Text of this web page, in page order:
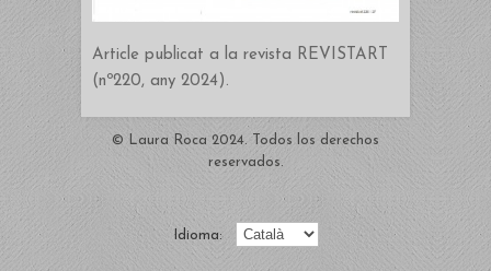
Idioma:
Article publicat a la revista REVISTART
(nº220, any 2024).
© Laura Roca 2024. Todos los derechos
reservados.